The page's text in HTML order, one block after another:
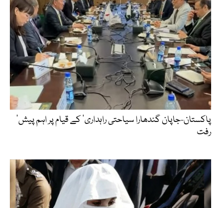
‘پاکستان-جاپان گندھارا سیاحتی راہداری’ کے قیام پر اہم پیش
رفت